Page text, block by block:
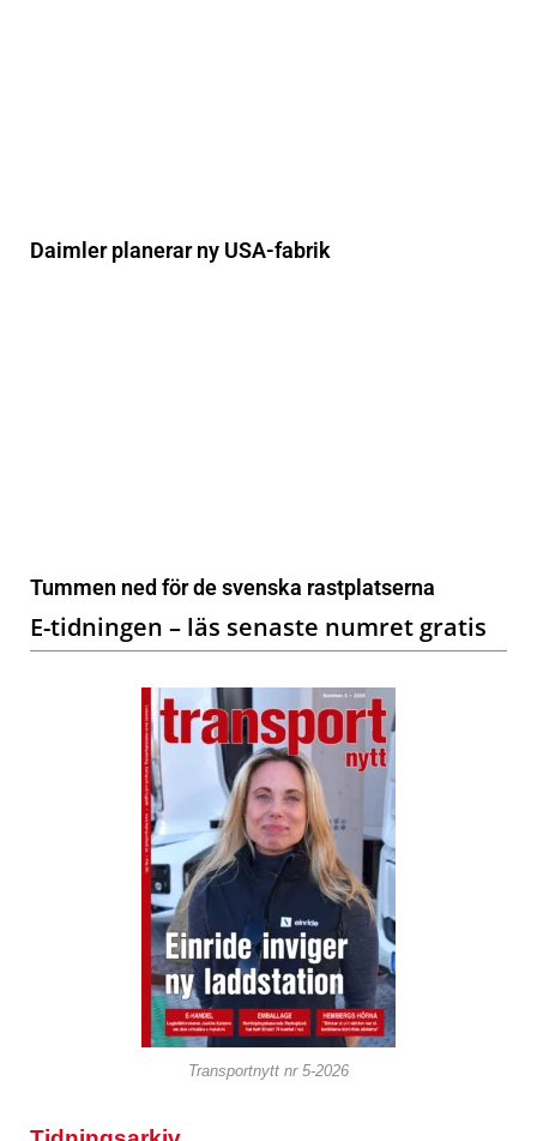
Daimler planerar ny USA-fabrik
Tummen ned för de svenska rastplatserna
E-tidningen – läs senaste numret gratis
Transportnytt nr 5-2026